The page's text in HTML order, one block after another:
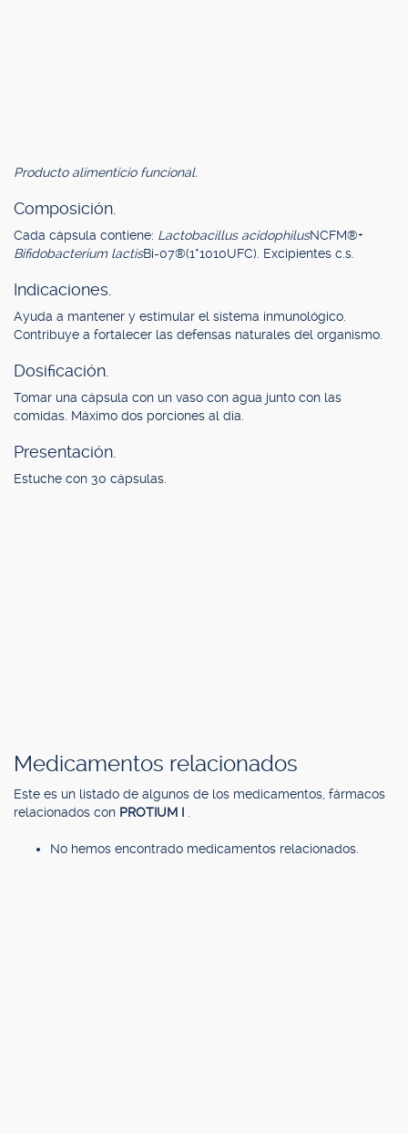
Producto alimenticio funcional.
Composición.
Cada cápsula contiene: Lactobacillus acidophilusNCFM®+
Bifidobacterium lactisBi-07®(1*1010UFC). Excipientes c.s.
Indicaciones.
Ayuda a mantener y estimular el sistema inmunológico.
Contribuye a fortalecer las defensas naturales del organismo.
Dosificación.
Tomar una cápsula con un vaso con agua junto con las
comidas. Máximo dos porciones al día.
Presentación.
Estuche con 30 cápsulas.
Medicamentos relacionados
Este es un listado de algunos de los medicamentos, fármacos
relacionados con PROTIUM I
No hemos encontrado medicamentos relacionados.